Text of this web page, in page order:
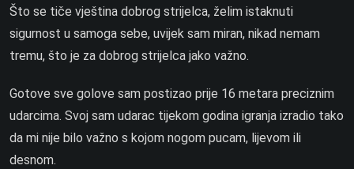
Što se tiče vještina dobrog strijelca, želim istaknuti
sigurnost u samoga sebe, uvijek sam miran, nikad nemam
tremu, što je za dobrog strijelca jako važno.
Gotove sve golove sam postizao prije 16 metara preciznim
udarcima. Svoj sam udarac tijekom godina igranja izradio tako
da mi nije bilo važno s kojom nogom pucam, lijevom ili
desnom.